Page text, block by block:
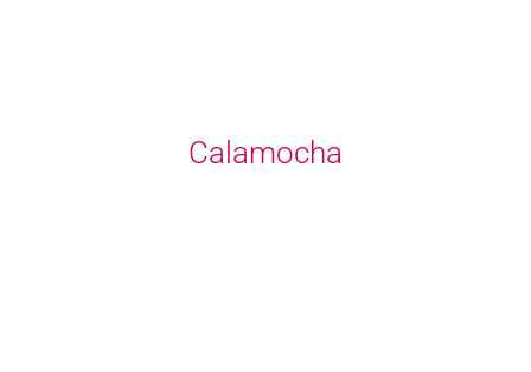
Calamocha